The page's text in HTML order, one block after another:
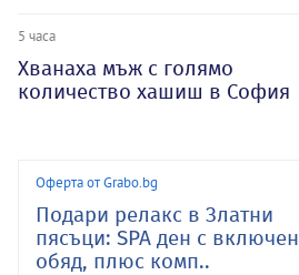
5 часа
Хванаха мъж с голямо
количество хашиш в София
Оферта от Grabo.bg
Подари релакс в Златни
пясъци: SPA ден с включен
обяд, плюс комп..